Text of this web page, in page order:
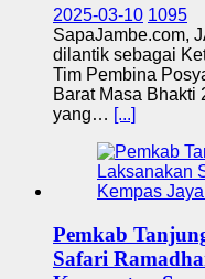
2025-03-10 1095
SapaJambe.com,
dilantik sebagai
Tim Pembina
Barat Masa Bhakti
yang… [...]
Pemkab
Safari